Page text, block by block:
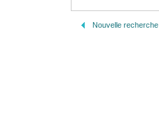
Nouvelle recherche